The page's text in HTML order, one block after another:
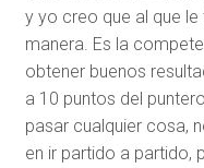
y yo creo que al que
manera. Es la
obtener buenos
a 10 puntos del
pasar cualquier cosa,
en ir partido a partido,